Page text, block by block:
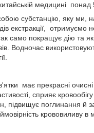
медицині понад
субстанцію, яку ми,
екстракції, отримуємо
само покращує дію та
Водночас
має прекрасні
сприяє
підвищує поглинання й
крововиливу в